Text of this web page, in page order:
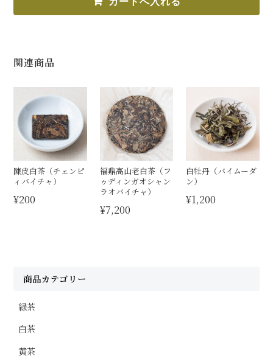
関連商品
陳皮白茶（チェンピ
ィバイチャ）
¥200
福鼎高山老白茶（フ
ゥディンガオシャン
ラオバイチャ）
¥7,200
白牡丹（バイムーダ
ン）
¥1,200
商品カテゴリー
緑茶
白茶
黄茶